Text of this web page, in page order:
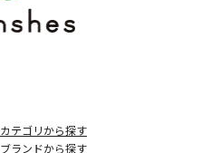
カテゴリから探す
ブランドから探す